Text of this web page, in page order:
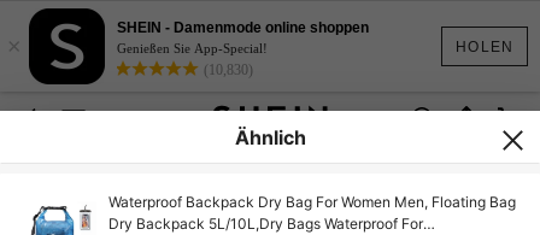
HOLEN
×
SHEIN - Damenmode online shoppen
Genießen Sie App-Special!
(10,830)
Ähnlich
Waterproof Backpack Dry Bag For Women Men, Floating Bag
Dry Backpack 5L/10L,Dry Bags Waterproof For